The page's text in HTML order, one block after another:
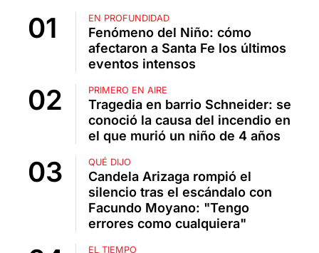
EN PROFUNDIDAD
Fenómeno del Niño: cómo
afectaron a Santa Fe los últimos
eventos intensos
PRIMERO EN AIRE
Tragedia en barrio Schneider: se
conoció la causa del incendio en
el que murió un niño de 4 años
QUÉ DIJO
Candela Arizaga rompió el
silencio tras el escándalo con
Facundo Moyano: "Tengo
errores como cualquiera"
EL TIEMPO